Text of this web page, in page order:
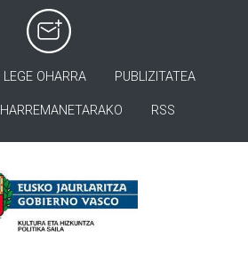
LEGE OHARRA PUBLIZITATEA
HARREMANETARAKO RSS